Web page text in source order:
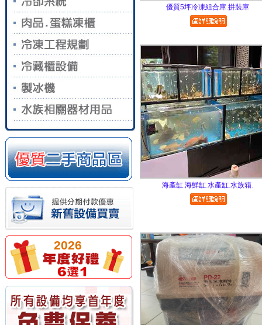
2026
優質5坪冷凍組合庫.拼裝庫
海產缸.海鮮缸.水產缸.水族箱.